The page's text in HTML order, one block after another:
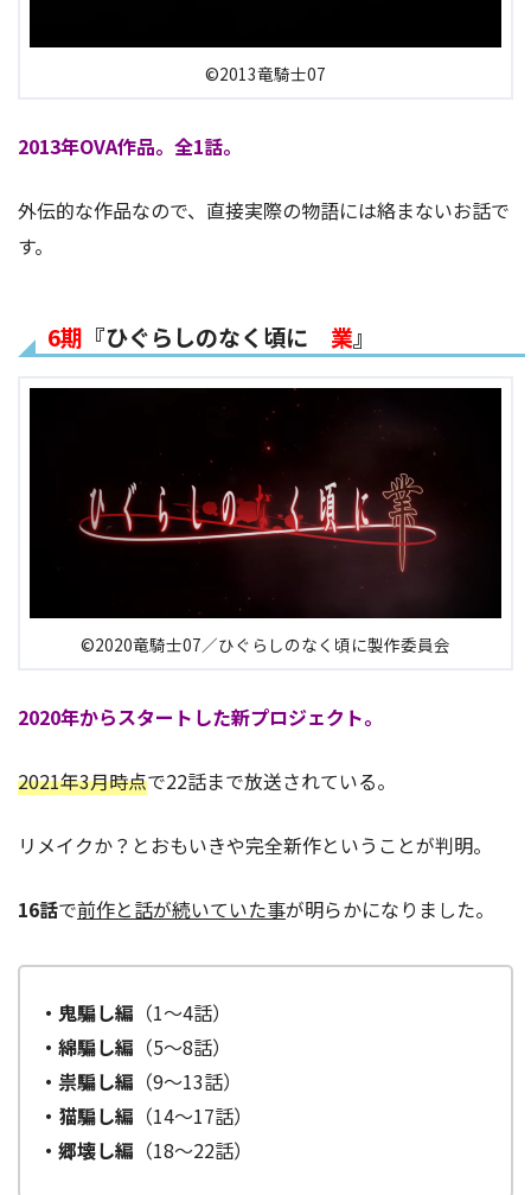
©2013竜騎士07
2013年OVA作品。全1話。
外伝的な作品なので、直接実際の物語には絡まないお話で
す。
6期 『ひぐらしのなく頃に 業』
©2020竜騎士07／ひぐらしのなく頃に製作委員会
2020年からスタートした新プロジェクト。
2021年3月時点で22話まで放送されている。
リメイクか？とおもいきや完全新作ということが判明。
16話で前作と話が続いていた事が明らかになりました。
・鬼騙し編 （1～4話）
・綿騙し編 （5～8話）
・祟騙し編 （9～13話）
・猫騙し編 （14～17話）
・郷壊し編 （18～22話）